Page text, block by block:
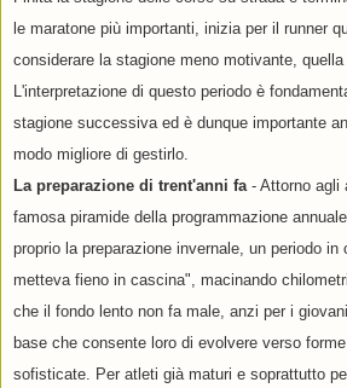
le maratone più importanti, inizia per il runner
considerare la stagione meno motivante, quella
L'interpretazione di questo periodo è
stagione successiva ed è dunque importante
modo migliore di gestirlo.
La preparazione di trent'anni fa- Attorno agli
famosa piramide della programmazione
proprio la preparazione invernale, un periodo
metteva fieno in cascina", macinando
che il fondo lento non fa male, anzi per i
base che consente loro di evolvere verso
sofisticate. Per atleti già maturi e soprattutto